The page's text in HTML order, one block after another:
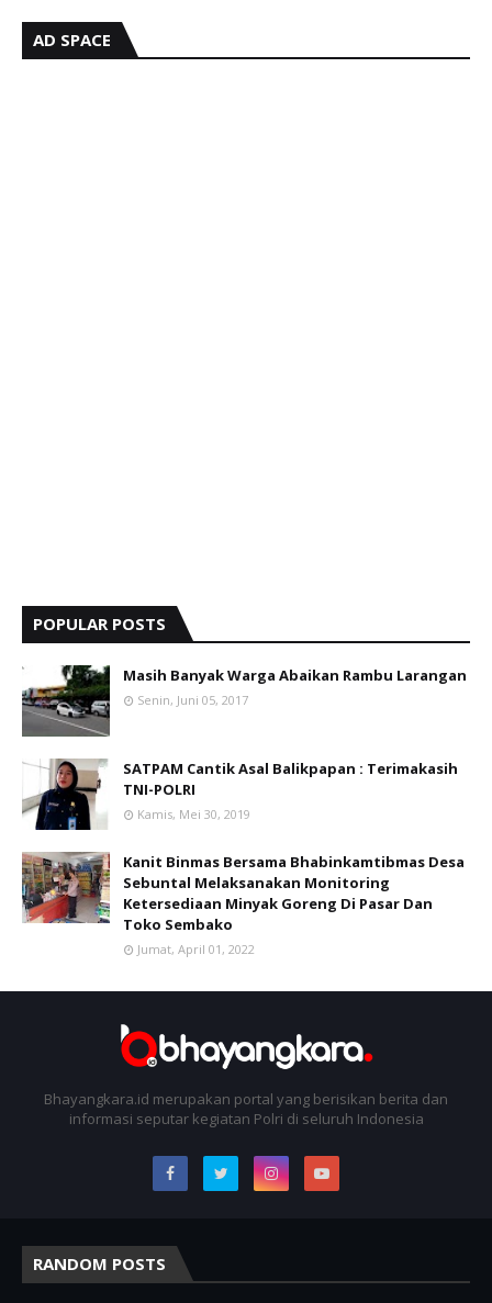
AD SPACE
POPULAR POSTS
Masih Banyak Warga Abaikan Rambu Larangan
Senin, Juni 05, 2017
SATPAM Cantik Asal Balikpapan : Terimakasih
TNI-POLRI
Kamis, Mei 30, 2019
Kanit Binmas Bersama Bhabinkamtibmas Desa
Sebuntal Melaksanakan Monitoring
Ketersediaan Minyak Goreng Di Pasar Dan
Toko Sembako
Jumat, April 01, 2022
Bhayangkara.id merupakan portal yang berisikan berita dan
informasi seputar kegiatan Polri di seluruh Indonesia
RANDOM POSTS